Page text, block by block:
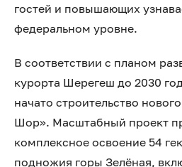
гостей и повышающих
федеральном уровне.
В соответствии с планом
курорта Шерегеш до 2030
начато строительство
Шор». Масштабный проект
комплексное освоение 54
подножия горы Зелёная,